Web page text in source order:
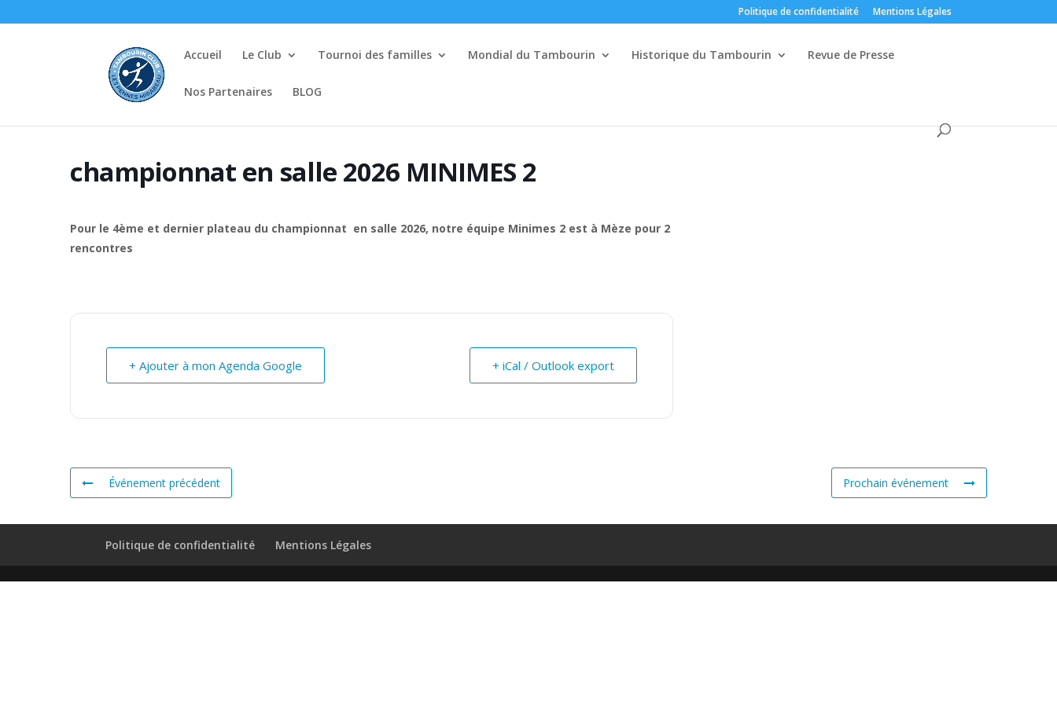
Politique de confidentialité Mentions Légales
Accueil Le Club Tournoi des familles Mondial du Tambourin Historique du Tambourin Revue de Presse
Nos Partenaires BLOG
championnat en salle 2026 MINIMES 2
Pour le 4ème et dernier plateau du championnat en salle 2026, notre équipe Minimes 2 est à Mèze pour 2
rencontres
+ Ajouter à mon Agenda Google + iCal / Outlook export
Événement précédent Prochain événement
Politique de confidentialité Mentions Légales